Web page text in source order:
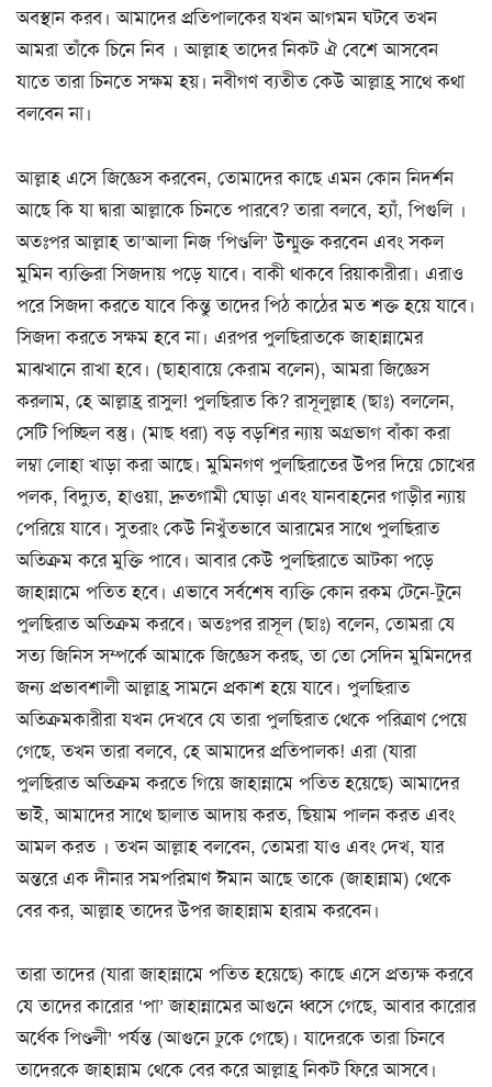
অবস্থান করব। আমাদের প্রতিপালকের যখন আগমন ঘটবে তখন
আমরা তাঁকে চিনে নিব । আল্লাহ তাদের নিকট ঐ বেশে আসবেন
যাতে তারা চিনতে সক্ষম হয়। নবীগণ ব্যতীত কেউ আল্লাহ্র সাথে কথা
বলবেন না।
আল্লাহ এসে জিজ্ঞেস করবেন, তোমাদের কাছে এমন কোন নিদর্শন
আছে কি যা দ্বারা আল্লাকে চিনতে পারবে? তারা বলবে, হ্যাঁ, পিগুলি ।
অতঃপর আল্লাহ তা’আলা নিজ ‘পিণ্ডলি’ উন্মুক্ত করবেন এবং সকল
মুমিন ব্যক্তিরা সিজদায় পড়ে যাবে। বাকী থাকবে রিয়াকারীরা। এরাও
পরে সিজদা করতে যাবে কিন্তু তাদের পিঠ কাঠের মত শক্ত হয়ে যাবে।
সিজদা করতে সক্ষম হবে না। এরপর পুলছিরাতকে জাহান্নামের
মাঝখানে রাখা হবে। (ছাহাবায়ে কেরাম বলেন), আমরা জিজ্ঞেস
করলাম, হে আল্লাহ্র রাসুল! পুলছিরাত কি? রাসূলুল্লাহ (ছাঃ) বললেন,
সেটি পিচ্ছিল বস্তু। (মাছ ধরা) বড় বড়শির ন্যায় অগ্রভাগ বাঁকা করা
লম্বা লোহা খাড়া করা আছে। মুমিনগণ পুলছিরাতের উপর দিয়ে চোখের
পলক, বিদ্যুত, হাওয়া, দ্রুতগামী ঘোড়া এবং যানবাহনের গাড়ীর ন্যায়
পেরিয়ে যাবে। সুতরাং কেউ নিখুঁতভাবে আরামের সাথে পুলছিরাত
অতিক্রম করে মুক্তি পাবে। আবার কেউ পুলছিরাতে আটকা পড়ে
জাহান্নামে পতিত হবে। এভাবে সর্বশেষ ব্যক্তি কোন রকম টেনে-টুনে
পুলছিরাত অতিক্রম করবে। অতঃপর রাসূল (ছাঃ) বলেন, তোমরা যে
সত্য জিনিস সম্পর্কে আমাকে জিজ্ঞেস করছ, তা তো সেদিন মুমিনদের
জন্য প্রভাবশালী আল্লাহ্র সামনে প্রকাশ হয়ে যাবে। পুলছিরাত
অতিক্রমকারীরা যখন দেখবে যে তারা পুলছিরাত থেকে পরিত্রাণ পেয়ে
গেছে, তখন তারা বলবে, হে আমাদের প্রতিপালক! এরা (যারা
পুলছিরাত অতিক্রম করতে গিয়ে জাহান্নামে পতিত হয়েছে) আমাদের
ভাই, আমাদের সাথে ছালাত আদায় করত, ছিয়াম পালন করত এবং
আমল করত । তখন আল্লাহ বলবেন, তোমরা যাও এবং দেখ, যার
অন্তরে এক দীনার সমপরিমাণ ঈমান আছে তাকে (জাহান্নাম) থেকে
বের কর, আল্লাহ তাদের উপর জাহান্নাম হারাম করবেন।
তারা তাদের (যারা জাহান্নামে পতিত হয়েছে) কাছে এসে প্রত্যক্ষ করবে
যে তাদের কারোর ‘পা’ জাহান্নামের আগুনে ধ্বসে গেছে, আবার কারোর
অর্ধেক পিণ্ডলী’ পর্যন্ত (আগুনে ঢুকে গেছে)। যাদেরকে তারা চিনবে
তাদেরকে জাহান্নাম থেকে বের করে আল্লাহ্র নিকট ফিরে আসবে।